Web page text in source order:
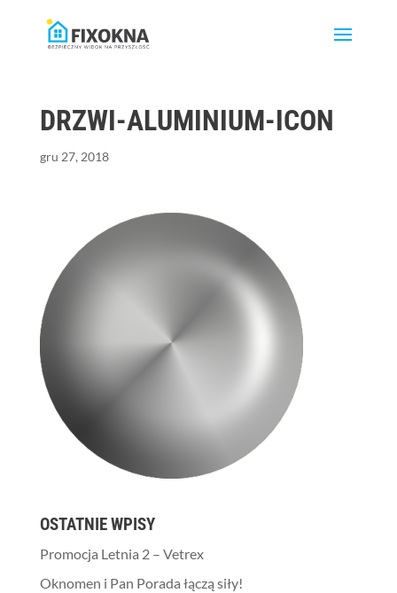
DRZWI-ALUMINIUM-ICON
gru 27, 2018
OSTATNIE WPISY
Promocja Letnia 2 – Vetrex
Oknomen i Pan Porada łączą siły!